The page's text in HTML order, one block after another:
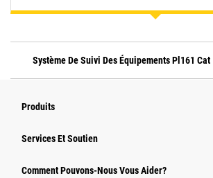
Système De Suivi Des Équipements Pl161 Cat
Produits
Services Et Soutien
Comment Pouvons-Nous Vous Aider?